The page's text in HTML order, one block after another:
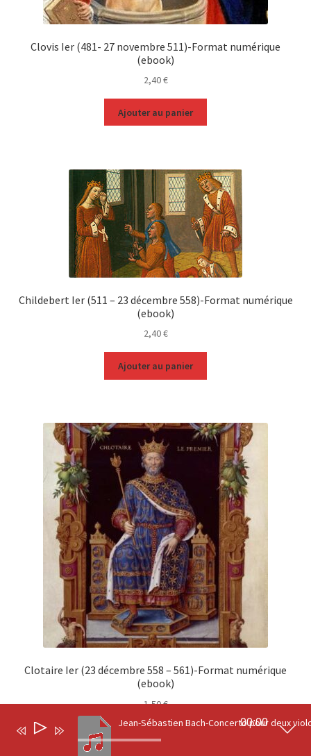
Clovis Ier (481- 27 novembre 511)-Format numérique
(ebook)
2,40€
Ajouter au panier
Childebert Ier (511 – 23 décembre 558)-Format numérique
(ebook)
2,40€
Ajouter au panier
Clotaire Ier (23 décembre 558 – 561)-Format numérique
(ebook)
1,50€
Ajouter au panier
0
Lecteur
00:00